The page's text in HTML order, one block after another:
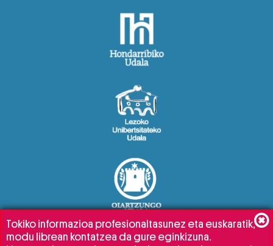
Tokiko informazioa profesionaltasunez eta euskaratik,
modu librean kontatzea da gure eginkizuna.